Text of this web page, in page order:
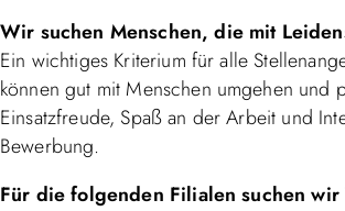
Wir suchen Menschen, die mit
Ein wichtiges Kriterium für alle
können gut mit Menschen umgehen und
Einsatzfreude, Spaß an der Arbeit und
Bewerbung.
Für die folgenden Filialen suchen wir